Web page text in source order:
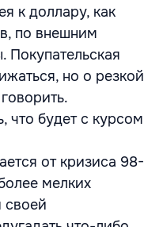
к доллару, как
по внешним
Покупательская
но о резкой
будет с курсом
от кризиса 98-
мелких
своей